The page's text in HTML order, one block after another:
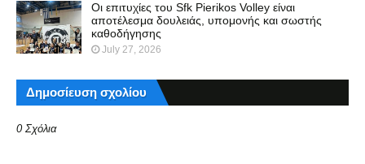
Οι επιτυχίες του Sfk Pierikos Volley είναι
αποτέλεσμα δουλειάς, υπομονής και σωστής
καθοδήγησης
July 27, 2026
Δημοσίευση σχολίου
0 Σχόλια